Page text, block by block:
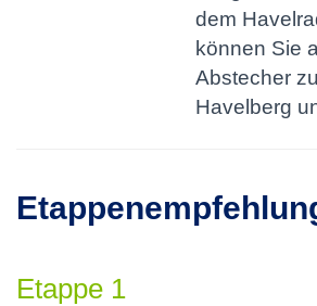
dem
können Sie
Abstecher
Havelberg
Etappe 1